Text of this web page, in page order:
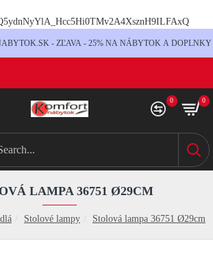
- ZĽAVA - 25% NA NÁBYTOK A DOPLNKY
0 0
Stolové lampy Stolová lampa 36751 Ø29cm
LAMPA 36751 Ø29CM